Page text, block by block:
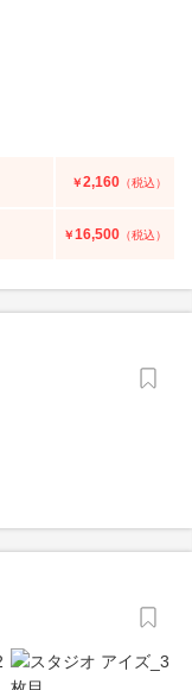
￥2,160 （税込）
￥16,500 （税込）